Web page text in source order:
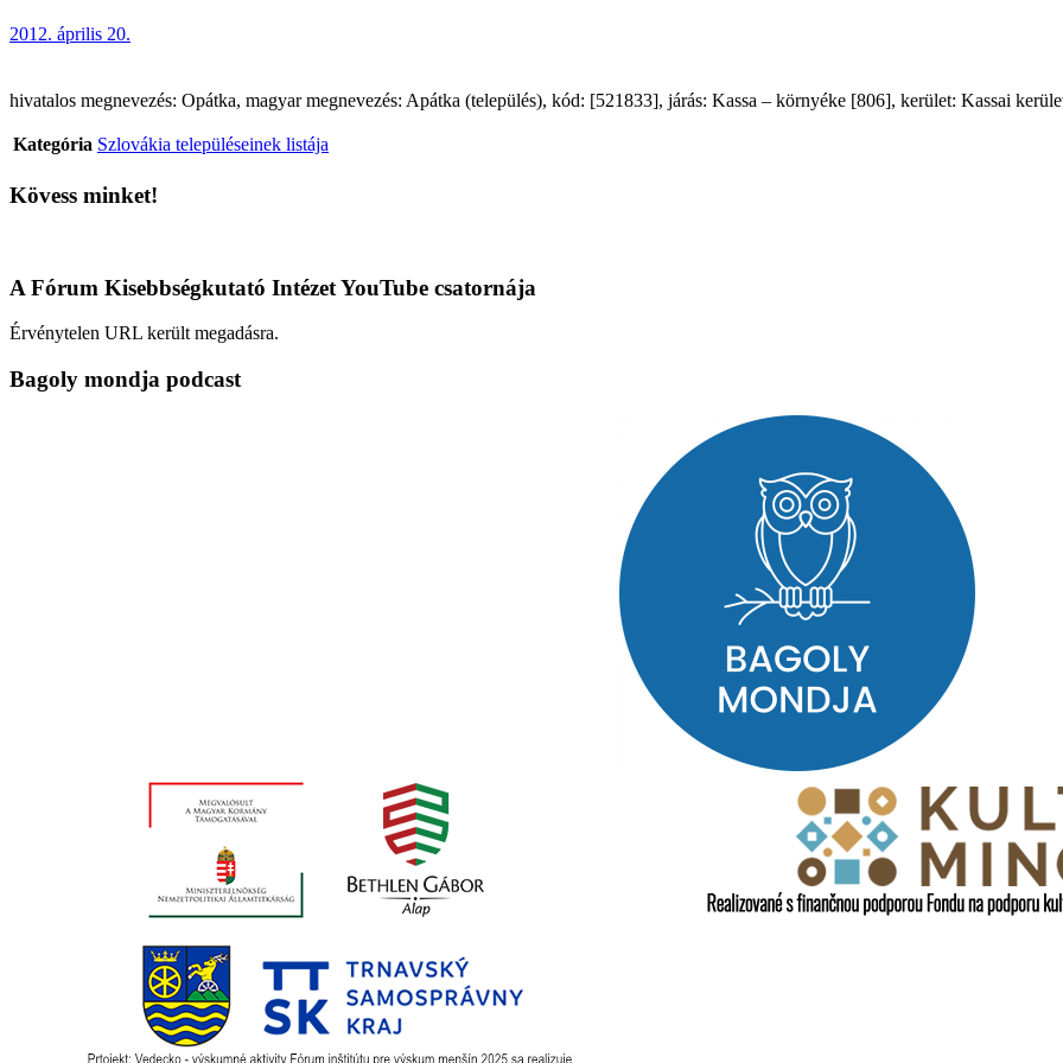
2012. április 20.
hivatalos megnevezés: Opátka, magyar megnevezés: Apátka (település), kód: [521833], járás: Kassa – környéke [806], kerület: Kassai
Kategória Szlovákia településeinek listája
Kövess minket!
A Fórum Kisebbségkutató Intézet YouTube csatornája
Érvénytelen URL került megadásra.
Bagoly mondja podcast